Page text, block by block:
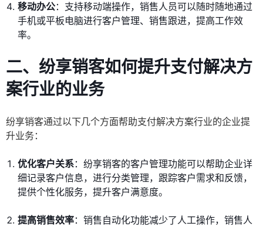
移动办公：支持移动端操作，销售人员可以随时随地通过
手机或平板电脑进行客户管理、销售跟进，提高工作效
率。
二、纷享销客如何提升支付解决方
案行业的业务
纷享销客通过以下几个方面帮助支付解决方案行业的企业提
升业务：
优化客户关系：纷享销客的客户管理功能可以帮助企业详
细记录客户信息，进行分类管理，跟踪客户需求和反馈，
提供个性化服务，提升客户满意度。
提高销售效率：销售自动化功能减少了人工操作，销售人